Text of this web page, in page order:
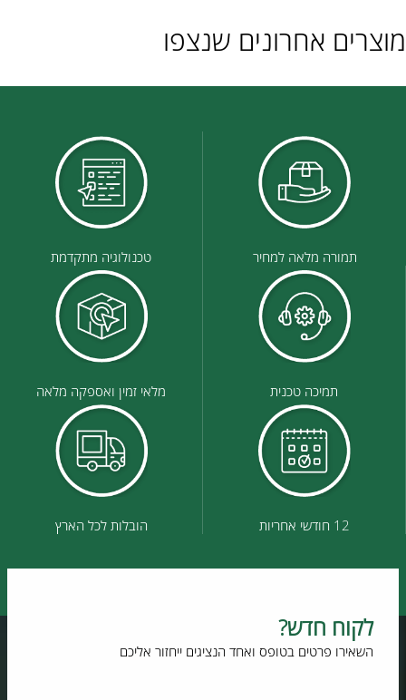
מוצרים אחרונים שנצפו
תמורה מלאה למחיר טכנולוגיה מתקדמת
תמיכה טכנית מלאי זמין ואספקה מלאה
12 חודשי אחריות הובלות לכל הארץ
לקוח חדש?
השאירו פרטים בטופס ואחד הנציגים ייחזור אליכם